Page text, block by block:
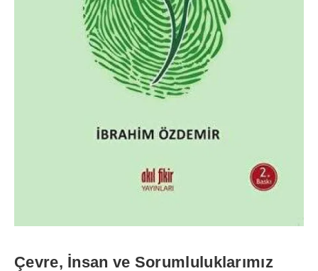
Çevre, İnsan ve Sorumluluklarımız